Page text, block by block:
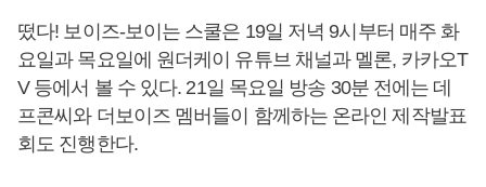
떴다! 보이즈-보이는 스쿨은 19일 저녁 9시부터 매주 화
요일과 목요일에 원더케이 유튜브 채널과 멜론, 카카오T
V 등에서 볼 수 있다. 21일 목요일 방송 30분 전에는 데
프콘씨와 더보이즈 멤버들이 함께하는 온라인 제작발표
회도 진행한다.